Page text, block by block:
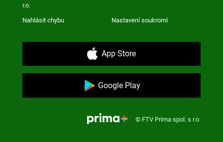
r.o.
Nahlásit chybu Nastavení soukromí
App Store
Google Play
© FTV Prima spol. s r.o.